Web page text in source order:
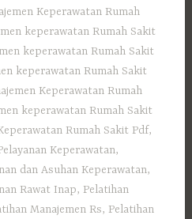
Keperawatan Rumah
keperawatan Rumah Sakit
keperawatan Rumah Sakit
keperawatan Rumah Sakit
Keperawatan Rumah
keperawatan Rumah Sakit
Rumah Sakit Pdf,
Keperawatan,
dan Asuhan Keperawatan,
Rawat Inap, Pelatihan
Manajemen Rs, Pelatihan